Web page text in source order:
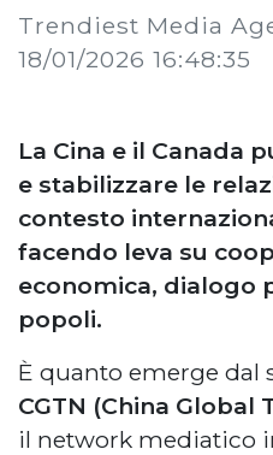
Trendiest Media
18/01/2026 16:48:35
La Cina e il Canada
e stabilizzare le
contesto
facendo leva su
economica, dialogo
popoli.
È quanto emerge dal
CGTN (China Global
il network mediatico